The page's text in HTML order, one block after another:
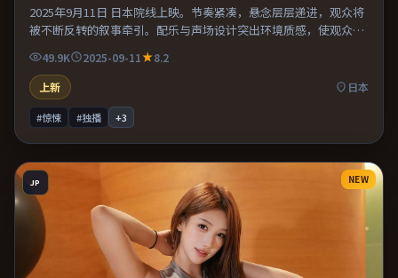
2025年9月11日 日本院线上映。节奏紧凑，悬念层层递进，观众将
被不断反转的叙事牵引。配乐与声场设计突出环境质感，使观众更
易沉浸其中。片尾留白意味深长，值得二刷细品台词与构图。
49.9K 2025-09-11
8.2
上新
日本
#惊悚 #独播 +3
JP NEW